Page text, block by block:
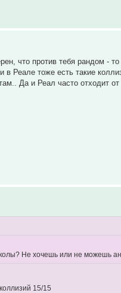
что против тебя рандом -
в Реале тоже есть такие
Да и Реал часто отходит
Не хочешь или не можешь
15/15